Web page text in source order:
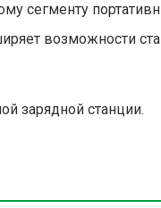
сегменту
возможности
зарядной станции.